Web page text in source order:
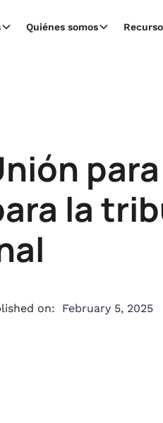
Quiénes somos
la
on: February 5, 2025